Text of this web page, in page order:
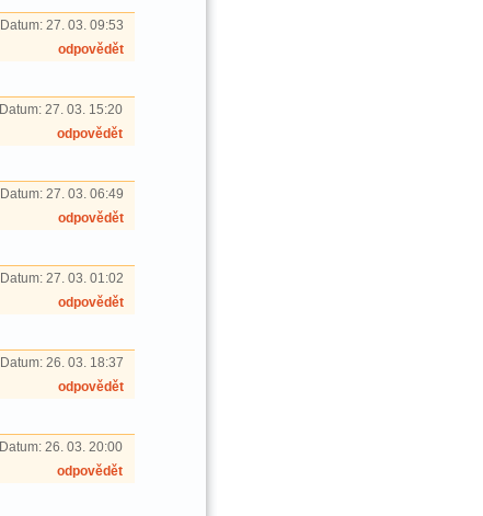
Datum: 27. 03. 09:53
odpovědět
Datum:27. 03. 15:20
odpovědět
Datum: 27. 03. 06:49
odpovědět
Datum: 27. 03. 01:02
odpovědět
Datum: 26. 03. 18:37
odpovědět
Datum:26. 03. 20:00
odpovědět